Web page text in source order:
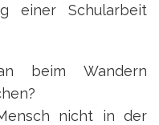
einer Schularbeit
beim Wandern
nicht in der